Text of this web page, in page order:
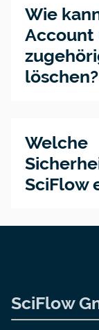
Wie
Account
löschen?
Welche
SciFlow
SciFlow